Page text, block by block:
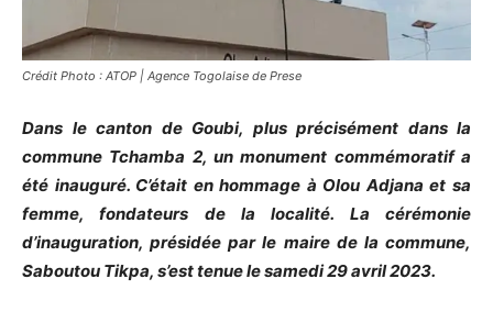
Crédit Photo : ATOP | Agence Togolaise de Prese
Dans le canton de Goubi, plus précisément dans la
commune Tchamba 2, un monument commémoratif a
été inauguré. C’était en hommage à Olou Adjana et sa
femme, fondateurs de la localité. La cérémonie
d’inauguration, présidée par le maire de la commune,
Saboutou Tikpa, s’est tenue le samedi 29 avril 2023.